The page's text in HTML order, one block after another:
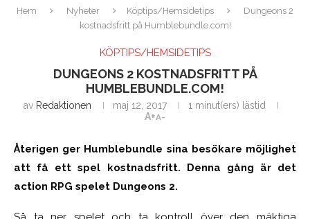
Hem Nyheter Köptips/Hemsidetips
Dungeons 2
kostnadsfritt på Humblebundle.com!
KÖPTIPS/HEMSIDETIPS
DUNGEONS 2 KOSTNADSFRITT PÅ
HUMBLEBUNDLE.COM!
av Redaktionen maj 12, 2017
1 minut(ers) lästid
A+A-
Återigen ger Humblebundle sina besökare möjlighet
att få ett spel kostnadsfritt. Denna gång är det
action RPG spelet Dungeons 2.